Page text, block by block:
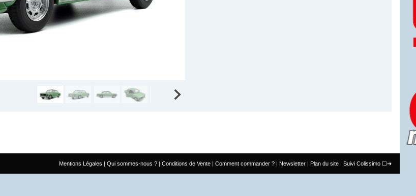
Mentions Légales Qui sommes-nous ? Conditions de Vente Comment commander ? Newsletter Plan du site Suivi Colissimo